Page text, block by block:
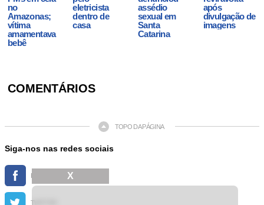
no
Amazonas;
vítima
amamentava
bebê
eletricista
dentro de
casa
assédio
sexual em
Santa
Catarina
após
divulgação de
imagens
COMENTÁRIOS
TOPO DA PÁGINA
Siga-nos nas redes sociais
TWITTER
X